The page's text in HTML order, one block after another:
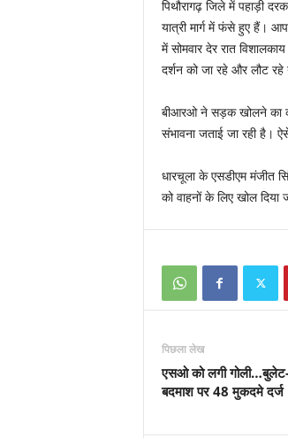
पिथौरागढ़ जिले में पहाड़ी
यात्री मार्ग में फंसे हुए हैं।
में सोमवार देर रात
दर्शन को जा रहे और लौट रहे
बीआरओ ने सड़क खोलने का
संभावना जताई जा रही है।
धारचूला के एसडीएम मंजीत
को वाहनों के लिए खोल दिया
पिछला लेख
एसओ को लगी
बदमाश पर 48 मुकदमे दर्ज